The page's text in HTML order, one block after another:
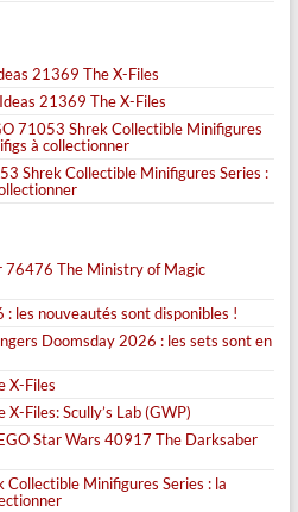
21369 The X-Files
21369 The X-Files
71053 Shrek Collectible Minifigures
à collectionner
Shrek Collectible Minifigures Series :
76476 The Ministry of Magic
les nouveautés sont disponibles !
Doomsday 2026 : les sets sont en
X-Files
Files: Scully’s Lab (GWP)
Star Wars 40917 The Darksaber
Minifigures Series : la